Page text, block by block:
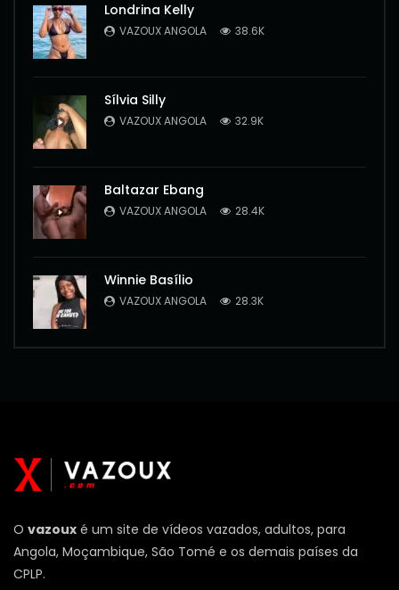
Londrina Kelly
VAZOUX ANGOLA 38.6K
Sílvia Silly
VAZOUX ANGOLA 32.9K
Baltazar Ebang
VAZOUX ANGOLA 28.4K
Winnie Basílio
VAZOUX ANGOLA 28.3K
O vazoux é um site de vídeos vazados, adultos, para
Angola, Moçambique, São Tomé e os demais países da
CPLP.